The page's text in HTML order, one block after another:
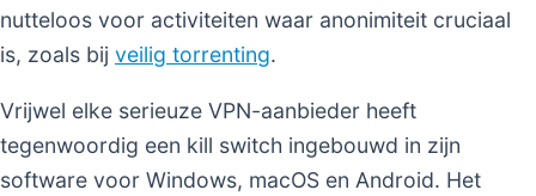
nutteloos voor activiteiten waar anonimiteit cruciaal
is, zoals bij veilig torrenting.
Vrijwel elke serieuze VPN-aanbieder heeft
tegenwoordig een kill switch ingebouwd in zijn
software voor Windows, macOS en Android. Het